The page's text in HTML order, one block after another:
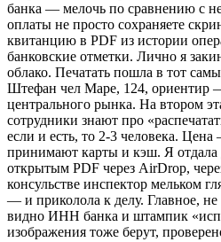
банка — мелочь по сравнению с
оплаты не просто сохраняете
квитанцию в PDF из истории
банковские отметки. Лично я
облако. Печатать пошла в тот
Штефан чел Маре, 124, ориентир
центрального рынка. На втором
сотрудники знают про
если и есть, то 2-3 человека. Цена
принимают карты и кэш. Я отдала
открытым PDF через AirDrop,
консульстве инспектор мельком
— и приколола к делу. Главное, не
видно ИНН банка и штампик
изображения тоже берут,